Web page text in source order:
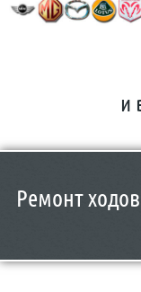
и
Ремонт